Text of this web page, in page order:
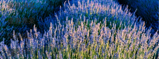
最新消息
優惠專案
活動快訊
婚宴住宿